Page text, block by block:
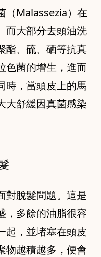
（Malassezia）在
而大部分去頭油洗
酯、硫、硒等抗真
色菌的增生，進而
時，當頭皮上的馬
大舒緩因真菌感染
對脫髮問題。這是
，多餘的油脂很容
起，並堵塞在頭皮
物越積越多，便會